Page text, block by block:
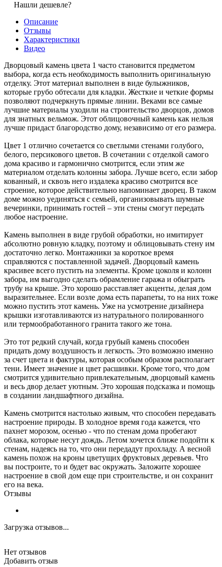
Нашли дешевле?
Описание
Отзывы
Характеристики
Видео
Дворцовый камень цвета 1 часто становится предметом
выбора, когда есть необходимость выполнить оригинальную
отделку. Этот материал выполнен в виде булыжников,
которые грубо обтесали для кладки. Жесткие и четкие формы
позволяют подчеркнуть прямые линии. Веками все самые
лучшие материалы уходили на строительство дворцов, домов
для знатных вельмож. Этот облицовочный камень как нельзя
лучше придаст благородство дому, независимо от его размера.
Цвет 1 отлично сочетается со светлыми стенами голубого,
белого, персикового цветов. В сочетании с отделкой самого
дома красиво и гармонично смотрится, если этим же
материалом отделать колонны забора. Лучше всего, если забор
кованный, и сквозь него издалека красиво смотрится все
строение, которое действительно напоминает дворец. В таком
доме можно уединяться с семьей, организовывать шумные
вечеринки, принимать гостей – эти стены смогут передать
любое настроение.
Камень выполнен в виде грубой обработки, но имитирует
абсолютно ровную кладку, поэтому и облицовывать стену им
достаточно легко. Монтажники за короткое время
справляются с поставленной задачей. Дворцовый камень
красивее всего пустить на элементы. Кроме цоколя и колонн
забора, им выгодно сделать обрамление гаража и обыграть
трубу на крыше. Это хорошо расставляет акценты, делая дом
выразительнее. Если возле дома есть парапеты, то на них тоже
можно пустить этот камень. Уже на усмотрение дизайнера
крышки изготавливаются из натурального полированного
или термообработанного гранита такого же тона.
Это тот редкий случай, когда грубый камень способен
придать дому воздушность и легкость. Это возможно именно
за счет цвета и фактуры, которая особым образом располагает
тени. Имеет значение и цвет расшивки. Кроме того, что дом
смотрится удивительно привлекательным, дворцовый камень
и весь двор делает уютным. Это хорошая подсказка и помощь
в создании ландшафтного дизайна.
Камень смотрится настолько живым, что способен передавать
настроение природы. В холодное время года кажется, что
пахнет морозом, осенью - что по стенам дома пробегают
облака, которые несут дождь. Летом хочется ближе подойти к
стенам, надеясь на то, что они передадут прохладу. А весной
камень похож на кроны цветущих фруктовых деревьев. Что
вы построите, то и будет вас окружать. Заложите хорошее
настроение в свой дом еще при строительстве, и он сохранит
его на века.
Отзывы
Загрузка отзывов...
Нет отзывов
Добавить отзыв